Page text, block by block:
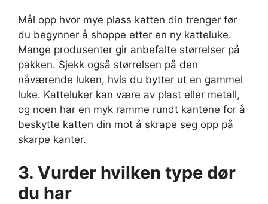
Mål opp hvor mye plass katten din trenger før
du begynner å shoppe etter en ny katteluke.
Mange produsenter gir anbefalte størrelser på
pakken. Sjekk også størrelsen på den
nåværende luken, hvis du bytter ut en gammel
luke. Katteluker kan være av plast eller metall,
og noen har en myk ramme rundt kantene for å
beskytte katten din mot å skrape seg opp på
skarpe kanter.
3. Vurder hvilken type dør
du har